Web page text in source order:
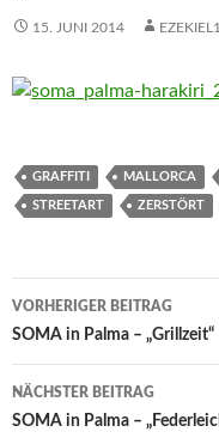
15. JUNI 2014
GRAFFITI MALLORCA
STREETART ZERSTÖRT
VORHERIGER BEITRAG
SOMA in Palma – „Grillzeit“
NÄCHSTER BEITRAG
SOMA in Palma –